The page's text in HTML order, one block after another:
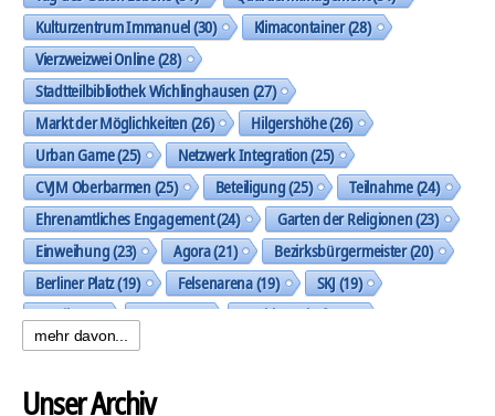
Kulturzentrum Immanuel(30) Klimacontainer(28)
Vierzweizwei Online(28)
Stadtteilbibliothek Wichlinghausen(27)
Markt der Möglichkeiten(26) Hilgershöhe(26)
Urban Game(25) Netzwerk Integration(25)
CVJM Oberbarmen(25) Beteiligung(25) Teilnahme(24)
Ehrenamtliches Engagement(24) Garten der Religionen(23)
Einweihung(23) Agora(21) Bezirksbürgermeister(20)
Berliner Platz(19) Felsenarena(19) SKJ(19)
Musik(19) Trasse(19) Nachbarschaft(19)
Spielplatz Allensteiner Straße
Die Wüste Lebt!(18)
mehr davon...
Unser Archiv